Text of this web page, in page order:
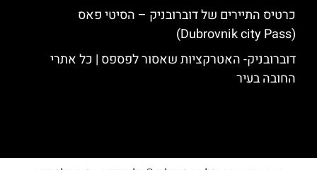
כרטיס התיירים של דוברובניק – הסיטי פאס
(Dubrovnik city Pass)
דוברובניק- האטרקציות שאסור לפספס | כל אתרי
החובה בעיר